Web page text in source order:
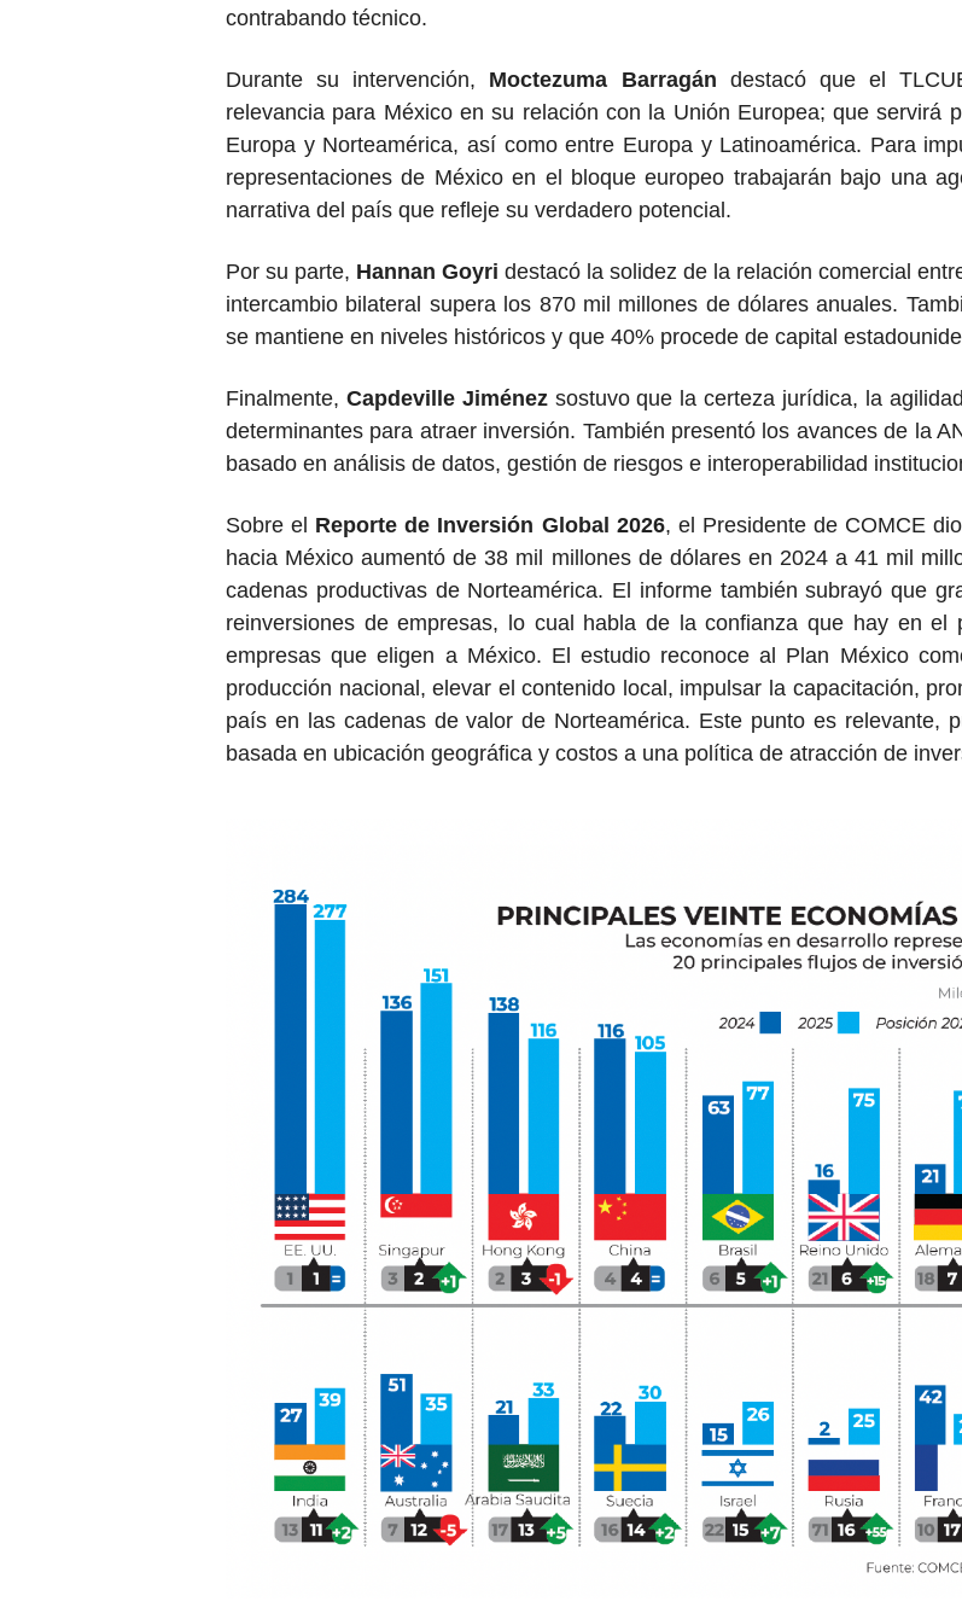
contrabando técnico.
Durante su intervención, Moctezuma Barragán destacó que el
relevancia para México en su relación con la Unión Europea; que servirá
Europa y Norteamérica, así como entre Europa y Latinoamérica. Para
representaciones de México en el bloque europeo trabajarán bajo una
narrativa del país que refleje su verdadero potencial.
Por su parte, Hannan Goyri destacó la solidez de la relación comercial
intercambio bilateral supera los 870 mil millones de dólares anuales.
se mantiene en niveles históricos y que 40% procede de capital
Finalmente, Capdeville Jiménezsostuvo que la certeza jurídica, la
determinantes para atraer inversión. También presentó los avances de la
basado en análisis de datos, gestión de riesgos e interoperabilidad
Sobre el Reporte de Inversión Global 2026, el Presidente de COMCE
hacia México aumentó de 38 mil millones de dólares en 2024 a 41 mil
cadenas productivas de Norteamérica. El informe también subrayó que
reinversiones de empresas, lo cual habla de la confianza que hay en
empresas que eligen a México. El estudio reconoce al Plan México
producción nacional, elevar el contenido local, impulsar la capacitación,
país en las cadenas de valor de Norteamérica. Este punto es relevante,
basada en ubicación geográfica y costos a una política de atracción de